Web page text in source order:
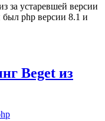
за устаревшей версии
был php версии 8.1 и
Beget из